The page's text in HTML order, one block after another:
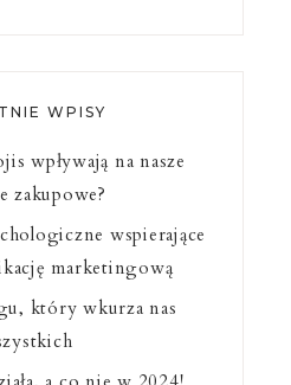
WPISY
wpływają na nasze
zakupowe?
wspierające
marketingową
który wkurza nas